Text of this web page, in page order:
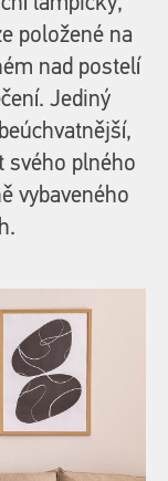
položené na
nad postelí
Jediný
svého plného
vybaveného